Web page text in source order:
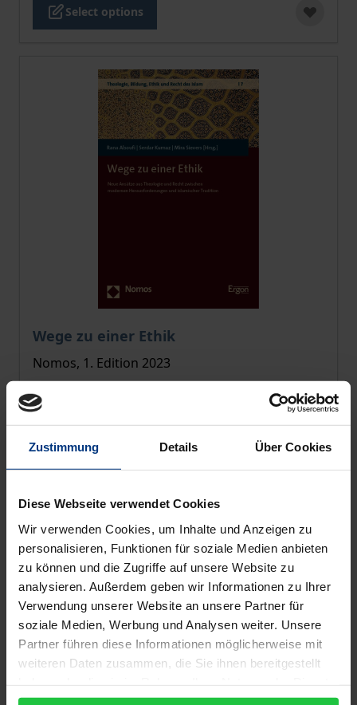
Zustimmung Details Über Cookies
Diese Webseite verwendet Cookies
Wir verwenden Cookies, um Inhalte und Anzeigen zu
personalisieren, Funktionen für soziale Medien anbieten
zu können und die Zugriffe auf unsere Website zu
analysieren. Außerdem geben wir Informationen zu Ihrer
Verwendung unserer Website an unsere Partner für
soziale Medien, Werbung und Analysen weiter. Unsere
Partner führen diese Informationen möglicherweise mit
weiteren Daten zusammen, die Sie ihnen bereitgestellt
gesammelt haben.
Select options
Wege zu einer Ethik
The price depends on the options chosen on the
Nomos, 1. Edition 2023
€59.00
incl. VAT
Select options